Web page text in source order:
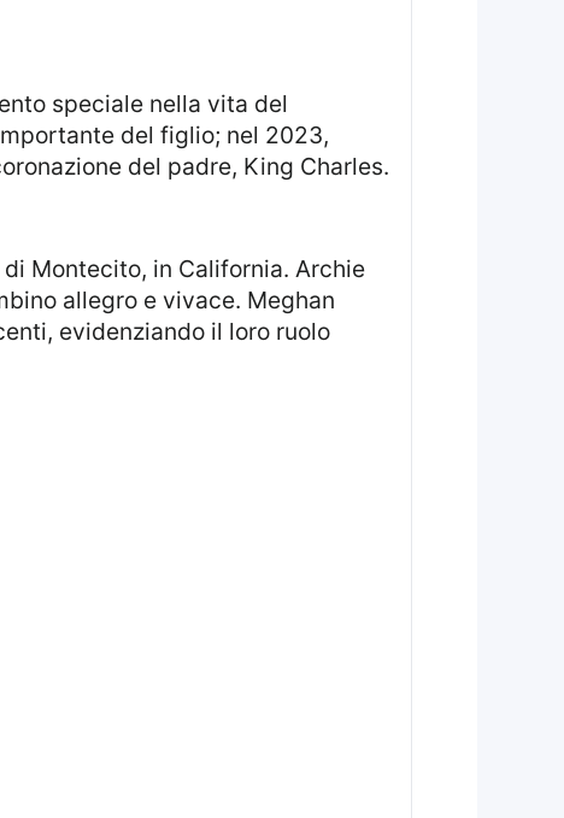
del figlio; nel 2023,
del padre, King Charles.
allegro e vivace. Meghan
evidenziando il loro ruolo